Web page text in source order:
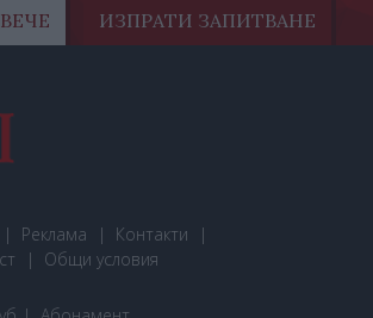
ИЗПРАТИ ЗАПИТВАНЕ
Реклама
Контакти
Общи условия